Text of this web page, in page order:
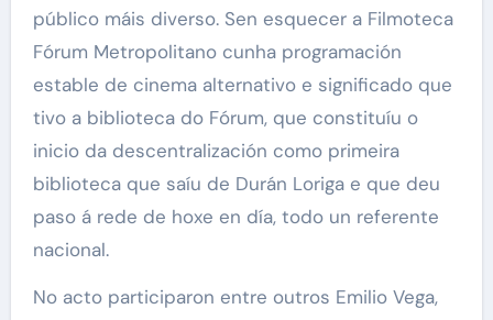
público máis diverso. Sen esquecer a Filmoteca
Fórum Metropolitano cunha programación
estable de cinema alternativo e significado que
tivo a biblioteca do Fórum, que constituíu o
inicio da descentralización como primeira
biblioteca que saíu de Durán Loriga e que deu
paso á rede de hoxe en día, todo un referente
nacional.
No acto participaron entre outros Emilio Vega,